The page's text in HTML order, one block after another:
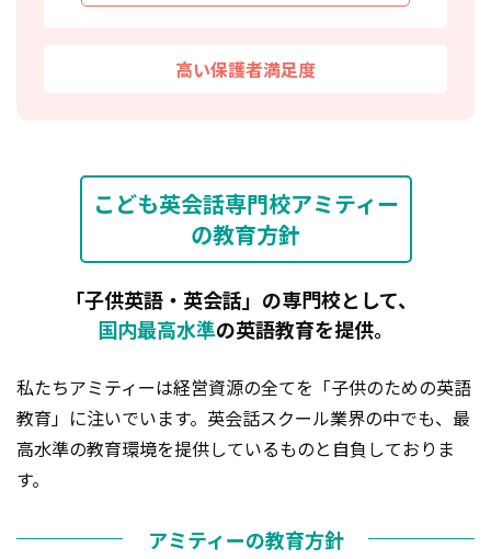
高い保護者満足度
こども英会話専門校アミティー
の教育方針
｢子供英語・英会話」の専門校として、
国内最高水準の英語教育を提供。
私たちアミティーは経営資源の全てを「子供のための英語
教育」に注いでいます。 英会話スクール業界の中でも、最
高水準の教育環境を提供しているものと自負しておりま
す。
アミティーの教育方針